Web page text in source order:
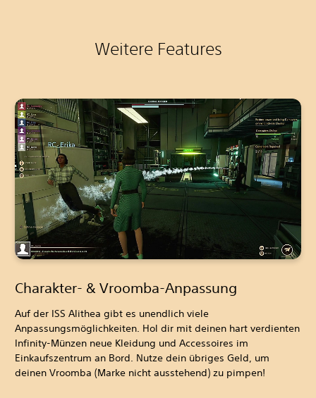
Weitere Features
Charakter- & Vroomba-Anpassung
Auf der ISS Alithea gibt es unendlich viele
Anpassungsmöglichkeiten. Hol dir mit deinen hart verdienten
Infinity-Münzen neue Kleidung und Accessoires im
Einkaufszentrum an Bord. Nutze dein übriges Geld, um
deinen Vroomba (Marke nicht ausstehend) zu pimpen!